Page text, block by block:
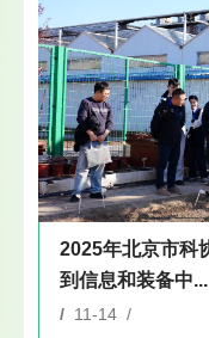
2025年北京市科
到信息和装备中...
/ 11-14 /